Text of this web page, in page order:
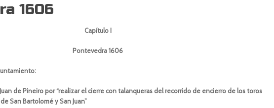
1606
Capítulo I
Pontevedra 1606
de Pineiro por “realizar el cierre con talanqueras del recorrido de encierro de los toros
San Bartolomé y San Juan”